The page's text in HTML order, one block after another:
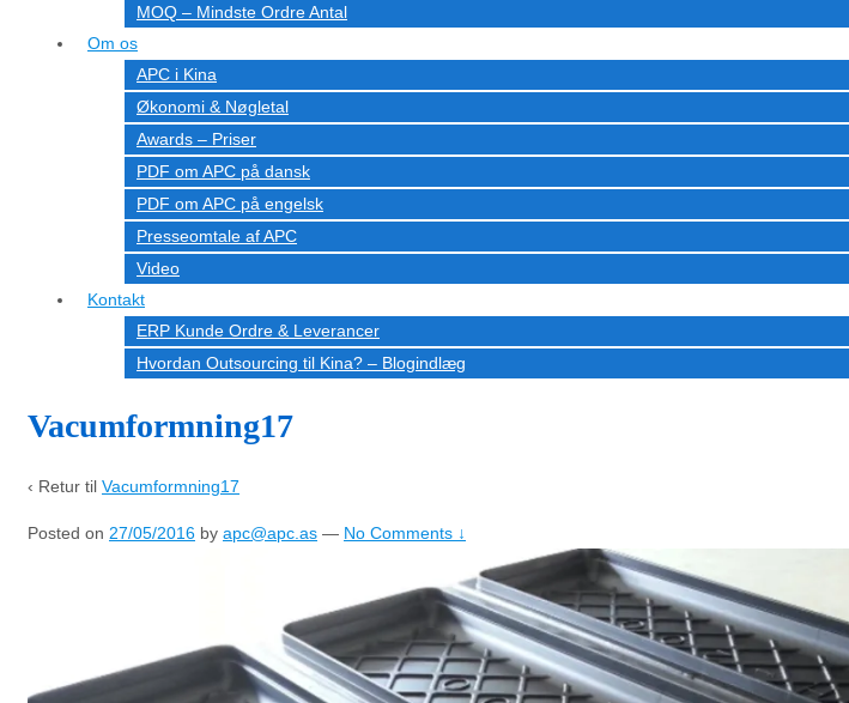
MOQ – Mindste Ordre Antal
Om os
APC i Kina
Økonomi & Nøgletal
Awards – Priser
PDF om APC på dansk
PDF om APC på engelsk
Presseomtale af APC
Video
Kontakt
ERP Kunde Ordre & Leverancer
Hvordan Outsourcing til Kina? – Blogindlæg
Vacumformning17
‹ Retur til Vacumformning17
Posted on 27/05/2016 by apc@apc.as — No Comments ↓